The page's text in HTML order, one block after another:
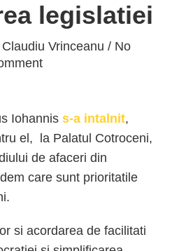
legislatiei
Claudiu Vrinceanu / No
Iohanniss-a intalnit,
el, la Palatul Cotroceni,
de afaceri din
care sunt prioritatile
si acordarea de facilitati